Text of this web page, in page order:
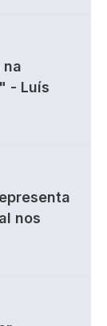
- Luís
nos